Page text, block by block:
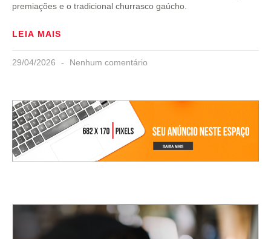
premiações e o tradicional churrasco gaúcho.
LEIA MAIS
29/04/2026 Nenhum comentário